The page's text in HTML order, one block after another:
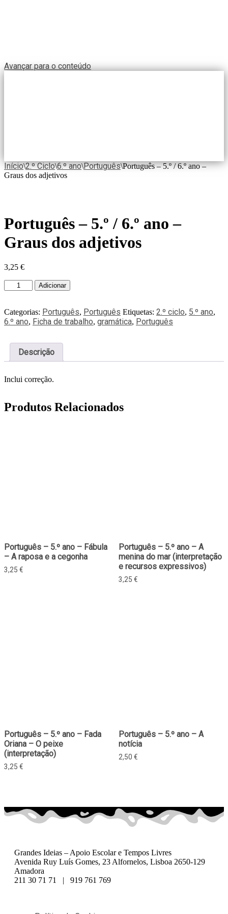
Avançar para o conteúdo
Início\2.º Ciclo\6.º ano\Português\Português – 5.º / 6.º ano –
Graus dos adjetivos
Português – 5.º / 6.º ano –
Graus dos adjetivos
3,25 €
Adicionar
Categorias: Português, Português Etiquetas: 2.º ciclo, 5.º ano,
6.º ano, Ficha de trabalho, gramática, Português
Descrição
Inclui correção.
Produtos Relacionados
Português – 5.º ano – Fábula
– A raposa e a cegonha
3,25 €
Português – 5.º ano – A
menina do mar (interpretação
e recursos expressivos)
3,25 €
Português – 5.º ano – Fada
Oriana – O peixe
(interpretação)
3,25 €
Português – 5.º ano – A
notícia
2,50 €
Grandes Ideias – Apoio Escolar e Tempos Livres
Avenida Ruy Luís Gomes, 23 Alfornelos, Lisboa 2650-129
Amadora
211 30 71 71 | 919 761 769